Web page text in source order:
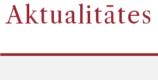
Aktualitātes